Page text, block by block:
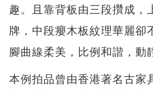
趣。且靠背板由三段攢成，
牌，中段癭木板紋理華麗卻
腳曲線柔美，比例和諧，動
本例拍品曾由香港著名古家